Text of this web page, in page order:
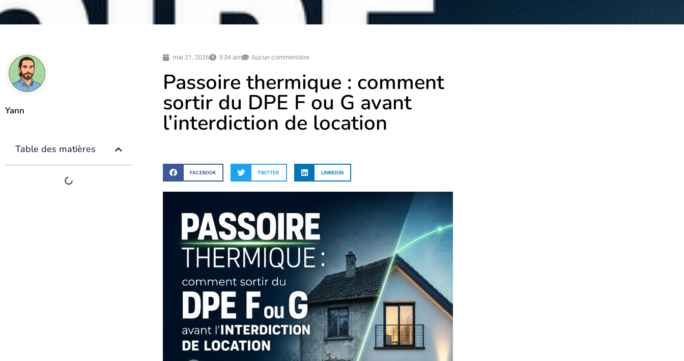
Yann
Table des matières
mai 21, 2026 9:34 am Aucun commentaire
Passoire thermique : comment
sortir du DPE F ou G avant
l’interdiction de location
FACEBOOK TWITTER LINKEDIN